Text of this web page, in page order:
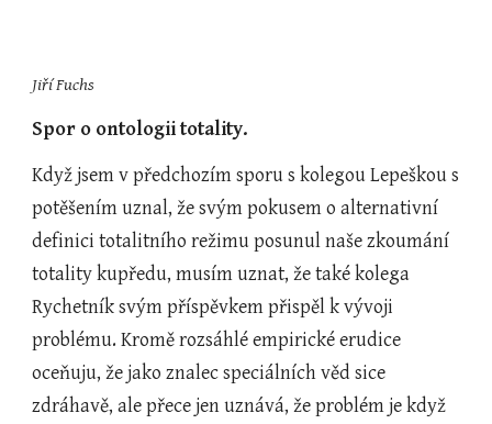
Jiří Fuchs
Spor o ontologii totality.
Když jsem v předchozím sporu s kolegou Lepeškou s
potěšením uznal, že svým pokusem o alternativní
definici totalitního režimu posunul naše zkoumání
totality kupředu, musím uznat, že také kolega
Rychetník svým příspěvkem přispěl k vývoji
problému. Kromě rozsáhlé empirické erudice
oceňuju, že jako znalec speciálních věd sice
zdráhavě, ale přece jen uznává, že problém je když